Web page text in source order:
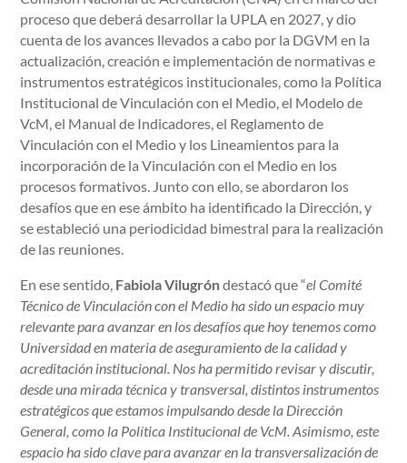
proceso que deberá desarrollar la UPLA en 2027, y dio
cuenta de los avances llevados a cabo por la DGVM en la
actualización, creación e implementación de normativas e
instrumentos estratégicos institucionales, como la Política
Institucional de Vinculación con el Medio, el Modelo de
VcM, el Manual de Indicadores, el Reglamento de
Vinculación con el Medio y los Lineamientos para la
incorporación de la Vinculación con el Medio en los
procesos formativos. Junto con ello, se abordaron los
desafíos que en ese ámbito ha identificado la Dirección, y
se estableció una periodicidad bimestral para la realización
de las reuniones.
En ese sentido, Fabiola Vilugróndestacó que “el Comité
Técnico de Vinculación con el Medio ha sido un espacio muy
relevante para avanzar en los desafíos que hoy tenemos como
Universidad en materia de aseguramiento de la calidad y
acreditación institucional. Nos ha permitido revisar y discutir,
desde una mirada técnica y transversal, distintos instrumentos
estratégicos que estamos impulsando desde la Dirección
General, como la Política Institucional de VcM. Asimismo, este
espacio ha sido clave para avanzar en la transversalización de